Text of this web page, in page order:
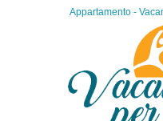
Appartamento -